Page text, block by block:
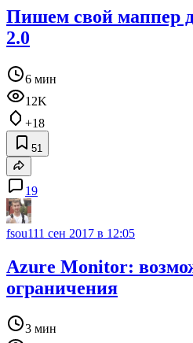
Пишем свой маппер
2.0
6 мин
12K
+18
51
19
fsou111 сен 2017 в 12:05
Azure Monitor:
ограничения
3 мин